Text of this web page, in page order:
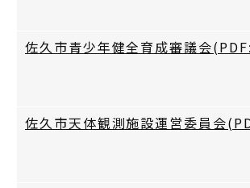
佐久市青少年健全育成審議会
佐久市天体観測施設運営委員会